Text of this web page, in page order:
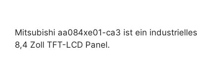
Mitsubishi aa084xe01-ca3 ist ein industrielles
8,4 Zoll TFT-LCD Panel.